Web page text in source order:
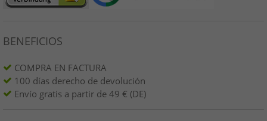
BENEFICIOS
COMPRA EN FACTURA
100 días derecho de devolución
Envío gratis a partir de 49 € (DE)